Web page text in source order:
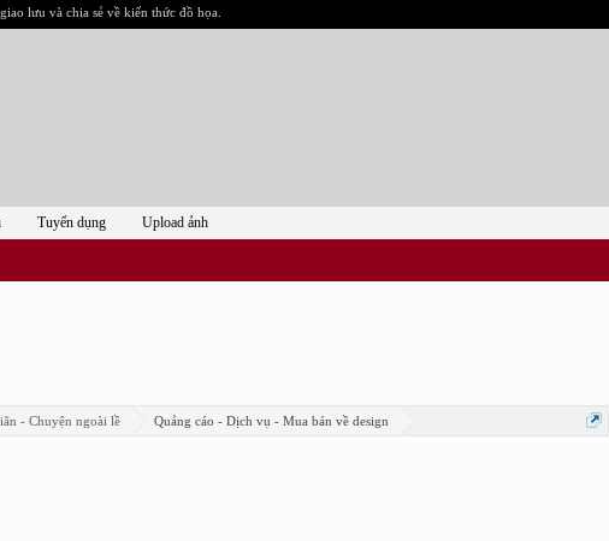
lưu và chia sẻ về kiến thức đồ họa.
- Chuyện ngoài lề Quảng cáo - Dịch vụ - Mua bán về design
Tuyển dụng Upload ảnh